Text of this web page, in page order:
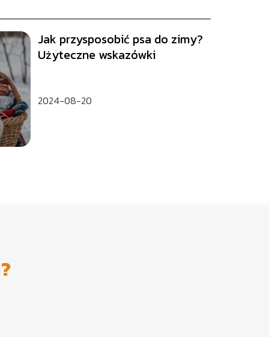
Jak przysposobić psa do zimy?
Użyteczne wskazówki
2024-08-20